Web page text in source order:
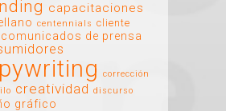
capacitaciones
centennials cliente
comunicados de prensa
corrección
creatividad discurso
gráfico